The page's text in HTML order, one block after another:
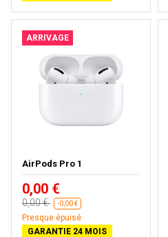
ARRIVAGE
AirPods Pro 1
0,00 €
0,00 € -0,00 €
Presque épuisé
GARANTIE 24 MOIS